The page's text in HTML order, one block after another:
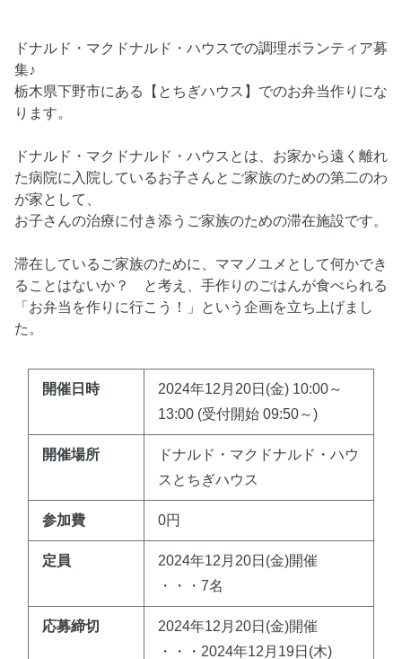
ドナルド・マクドナルド・ハウスでの調理ボランティア募
集♪
栃木県下野市にある【とちぎハウス】でのお弁当作りにな
ります。
ドナルド・マクドナルド・ハウスとは、お家から遠く離れ
た病院に入院しているお子さんとご家族のための第二のわ
が家として、
お子さんの治療に付き添うご家族のための滞在施設です。
滞在しているご家族のために、ママノユメとして何かでき
ることはないか？ と考え、手作りのごはんが食べられる
「お弁当を作りに行こう！」という企画を立ち上げまし
た。
開催日時
2024年12月20日(金) 10:00～
13:00 (受付開始 09:50～)
開催場所
ドナルド・マクドナルド・ハウ
スとちぎハウス
参加費 0円
定員
2024年12月20日(金)開催
・・・7名
応募締切
2024年12月20日(金)開催
・・・2024年12月19日(木)